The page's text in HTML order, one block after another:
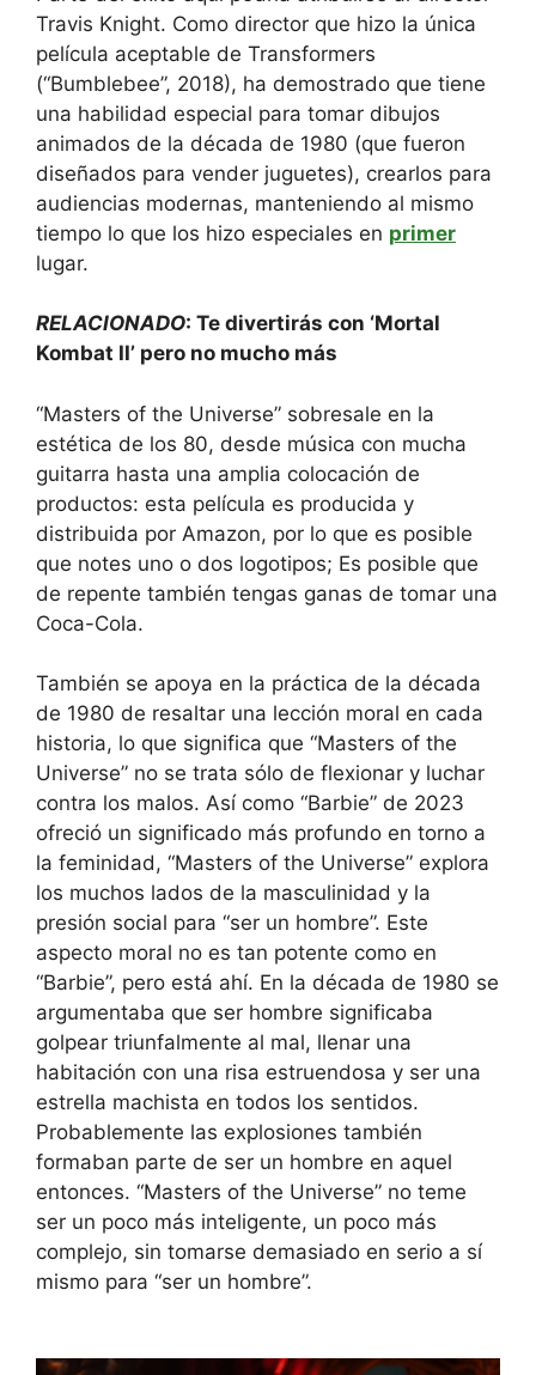
Travis Knight. Como director que hizo la única
película aceptable de Transformers
(“Bumblebee”, 2018), ha demostrado que tiene
una habilidad especial para tomar dibujos
animados de la década de 1980 (que fueron
diseñados para vender juguetes), crearlos para
audiencias modernas, manteniendo al mismo
tiempo lo que los hizo especiales en primer
lugar.
RELACIONADO: Te divertirás con ‘Mortal
Kombat II’ pero no mucho más
“Masters of the Universe” sobresale en la
estética de los 80, desde música con mucha
guitarra hasta una amplia colocación de
productos: esta película es producida y
distribuida por Amazon, por lo que es posible
que notes uno o dos logotipos; Es posible que
de repente también tengas ganas de tomar una
Coca-Cola.
También se apoya en la práctica de la década
de 1980 de resaltar una lección moral en cada
historia, lo que significa que “Masters of the
Universe” no se trata sólo de flexionar y luchar
contra los malos. Así como “Barbie” de 2023
ofreció un significado más profundo en torno a
la feminidad, “Masters of the Universe” explora
los muchos lados de la masculinidad y la
presión social para “ser un hombre”. Este
aspecto moral no es tan potente como en
“Barbie”, pero está ahí. En la década de 1980 se
argumentaba que ser hombre significaba
golpear triunfalmente al mal, llenar una
habitación con una risa estruendosa y ser una
estrella machista en todos los sentidos.
Probablemente las explosiones también
formaban parte de ser un hombre en aquel
entonces. “Masters of the Universe” no teme
ser un poco más inteligente, un poco más
complejo, sin tomarse demasiado en serio a sí
mismo para “ser un hombre”.